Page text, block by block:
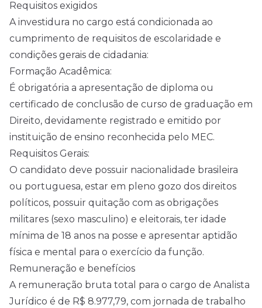
Requisitos exigidos
A investidura no cargo está condicionada ao
cumprimento de requisitos de escolaridade e
condições gerais de cidadania:
Formação Acadêmica:
É obrigatória a apresentação de diploma ou
certificado de conclusão de curso de graduação em
Direito, devidamente registrado e emitido por
instituição de ensino reconhecida pelo MEC.
Requisitos Gerais:
O candidato deve possuir nacionalidade brasileira
ou portuguesa, estar em pleno gozo dos direitos
políticos, possuir quitação com as obrigações
militares (sexo masculino) e eleitorais, ter idade
mínima de 18 anos na posse e apresentar aptidão
física e mental para o exercício da função.
Remuneração e benefícios
A remuneração bruta total para o cargo de Analista
Jurídico é de R$ 8.977,79, com jornada de trabalho